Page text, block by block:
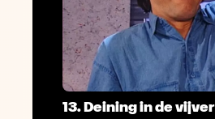
13. Deining in de vijver